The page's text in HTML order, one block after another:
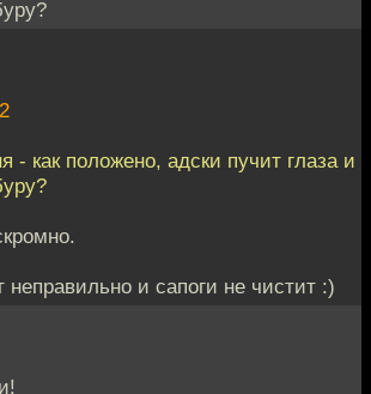
- как положено, адски пучит глаза и
и сапоги не чистит :)